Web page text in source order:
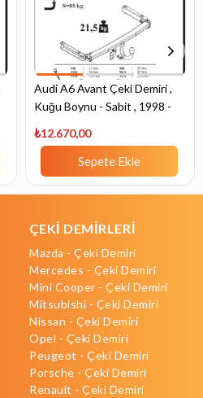
Audi A6 Avant Çeki Demiri ,
Kuğu Boynu - Sabit , 1998 -
₺12.670,00
Sepete Ekle
ÇEKİ DEMİRLERİ
Mazda - Çeki Demiri
Mercedes - Çeki Demiri
Mini Cooper - Çeki Demiri
Mitsubishi - Çeki Demiri
Nissan - Çeki Demiri
Opel - Çeki Demiri
Peugeot - Çeki Demiri
Porsche - Çeki Demiri
Renault - Çeki Demiri